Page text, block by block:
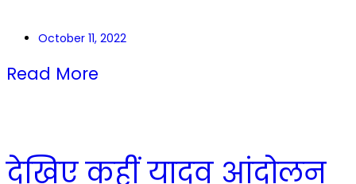
October 11, 2022
Read More
देखिए कहीं यादव आंदोलन